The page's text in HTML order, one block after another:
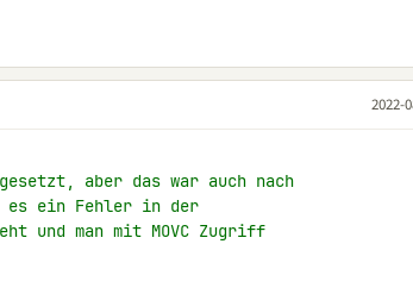
2022-
aber das war auch nach
es ein Fehler in der
und man mit MOVC Zugriff